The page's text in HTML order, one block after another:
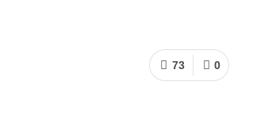
0
73